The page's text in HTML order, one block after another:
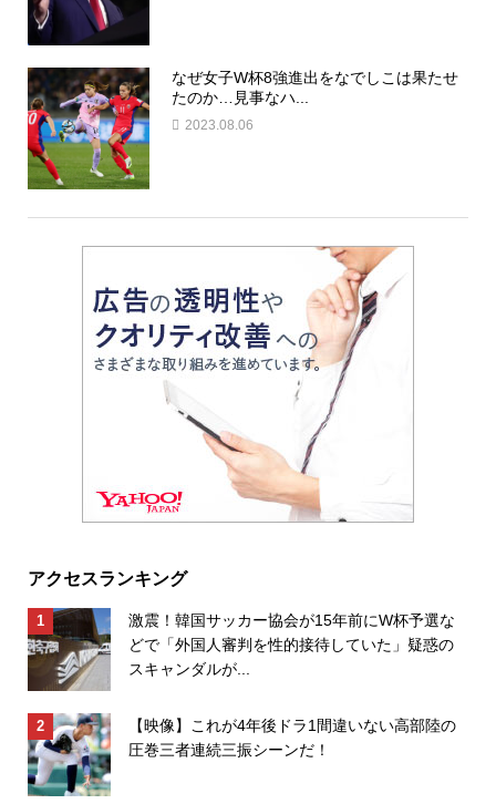
なぜ女子W杯8強進出をなでしこは果たせ
たのか…見事なハ...
2023.08.06
アクセスランキング
激震！韓国サッカー協会が15年前にW杯予選な
どで「外国人審判を性的接待していた」疑惑の
スキャンダルが...
【映像】これが4年後ドラ1間違いない高部陸の
圧巻三者連続三振シーンだ！